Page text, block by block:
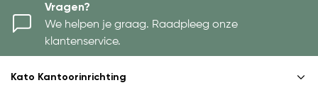
Vragen?
We helpen je graag. Raadpleeg onze
klantenservice.
Kato Kantoorinrichting